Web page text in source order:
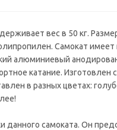
вес в 50 кг.
Самокат имеет
алюминиевый
катание.
в разных цветах:
данного самоката. Он